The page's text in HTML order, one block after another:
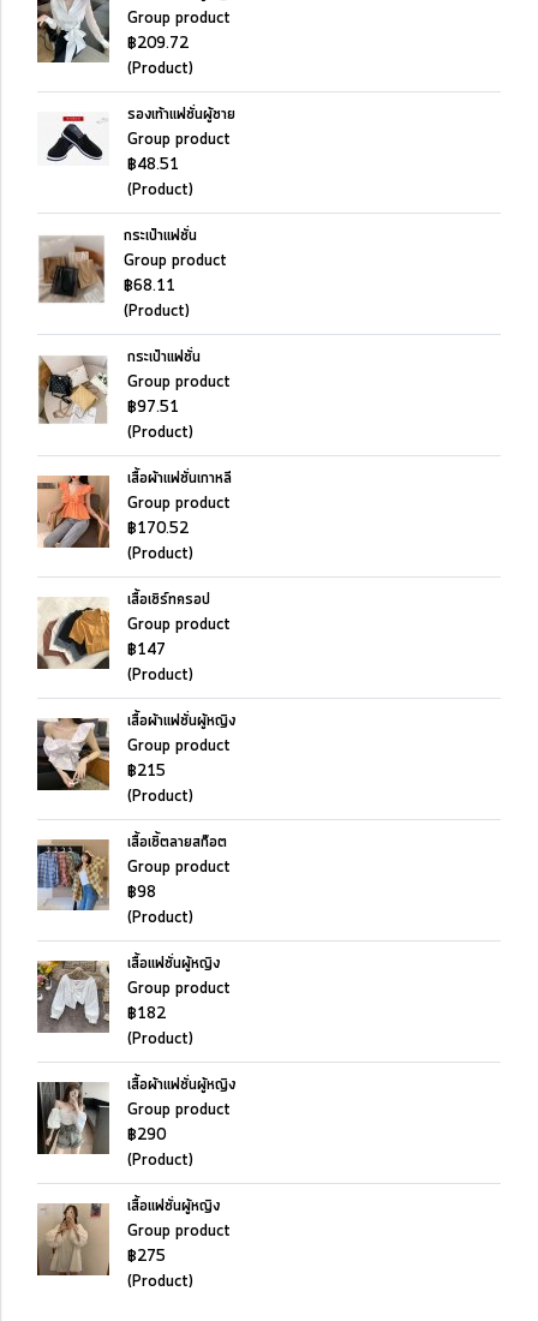
Group product
฿209.72
(Product)
รองเท้าแฟชั่นผู้ชาย
Group product
฿48.51
(Product)
กระเป๋าแฟชั่น
Group product
฿68.11
(Product)
กระเป๋าแฟชั่น
Group product
฿97.51
(Product)
เสื้อผ้าแฟชั่นเกาหลี
Group product
฿170.52
(Product)
เสื้อเชิร์ทครอป
Group product
฿147
(Product)
เสื้อผ้าแฟชั่นผู้หญิง
Group product
฿215
(Product)
เสื้อเชิ้ตลายสก๊อต
Group product
฿98
(Product)
เสื้อแฟชั่นผู้หญิง
Group product
฿182
(Product)
เสื้อผ้าแฟชั่นผู้หญิง
Group product
฿290
(Product)
เสื้อแฟชั่นผู้หญิง
Group product
฿275
(Product)